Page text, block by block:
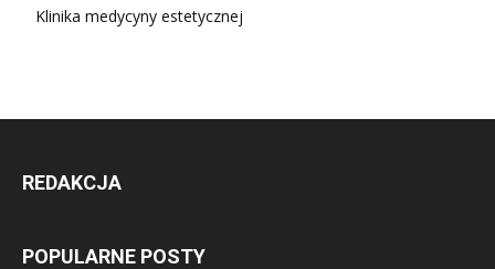
Klinika medycyny estetycznej
REDAKCJA
POPULARNE POSTY